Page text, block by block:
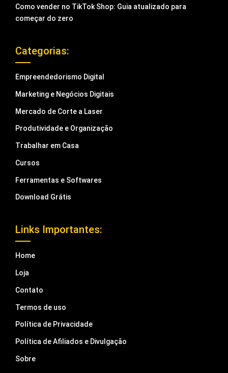
Como vender no TikTok Shop: Guia atualizado para
começar do zero
Categorias:
Empreendedorismo Digital
Marketing e Negócios Digitais
Mercado de Corte a Laser
Produtividade e Organização
Trabalhar em Casa
Cursos
Ferramentas e Softwares
Download Grátis
Links Importantes:
Home
Loja
Contato
Termos de uso
Política de Privacidade
Política de Afiliados e Divulgação
Sobre